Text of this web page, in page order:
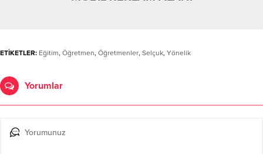
ETİKETLER: Eğitim, Öğretmen, Öğretmenler, Selçuk, Yönelik
Yorumlar